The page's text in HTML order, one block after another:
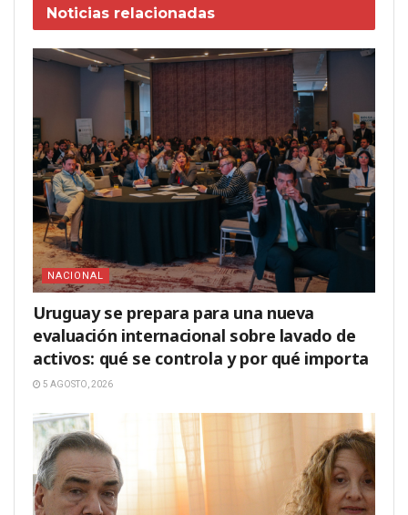
Noticias relacionadas
NACIONAL
Uruguay se prepara para una nueva
evaluación internacional sobre lavado de
activos: qué se controla y por qué importa
5 AGOSTO, 2026